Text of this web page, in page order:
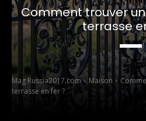
Comment trouver
terrasse
Mag Russia2017.com Maison
terrasse en fer ?